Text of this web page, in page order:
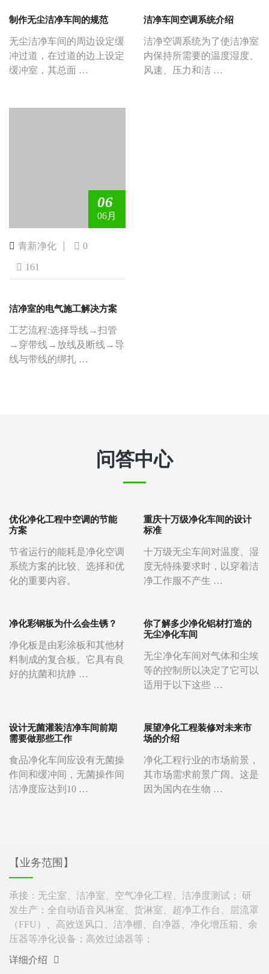
制作无尘洁净车间的规范
无尘洁净车间的周边设定缓
冲过道，在过道的边上设定
缓冲室，其总面 …
洁净车间空调系统介绍
洁净空调系统为了使洁净室
内保持所需要的温度湿度、
风速、压力和洁 …
06
06月
青新净化 0
161
洁净室的电气施工解决方案
工艺流程:选择导线→扫管
→穿带线→放线及断线→导
线与带线的绑扎 …
问答中心
优化净化工程中空调的节能
方案
节省运行的能耗是净化空调
系统方案的比较、选择和优
化的重要内容。
重庆十万级净化车间的设计
标准
十万级无尘车间对温度、湿
度无特殊要求时，以穿着洁
净工作服不产生 …
净化彩钢板为什么会生锈？
净化板是由彩涂板和其他材
料制成的复合板。它具有良
好的抗菌和抗静 …
你了解多少净化铝材打造的
无尘净化车间
无尘净化车间对气体和尘埃
等的控制所以决定了它可以
适用于以下这些 …
设计无菌灌装洁净车间前期
需要做那些工作
食品净化车间应设有无菌操
作间和缓冲间，无菌操作间
洁净度应达到10 …
展望净化工程装修对未来市
场的介绍
净化工程行业的市场前景，
其市场需求前景广阔。这是
因为国内在生物 …
【业务范围】
承接：无尘室、洁净室、空气净化工程、洁净度测试； 研
发生产：全自动语音风淋室、货淋室、超净工作台、层流罩
（FFU）、高效送风口、洁净棚、自净器、净化增压箱、余
压器等净化设备；高效过滤器等；
详细介绍